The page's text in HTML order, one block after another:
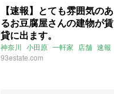
【速報】とても雰囲気のあ
るお豆腐屋さんの建物が賃
貸に出ます。
神奈川 小田原 一軒家 店舗 速報
93estate.com